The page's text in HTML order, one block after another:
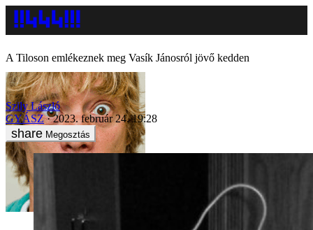
A Tiloson emlékeznek meg Vasík Jánosról jövő kedden
Szily László
GYÁSZ
2023. február 24. 19:28
Megosztás